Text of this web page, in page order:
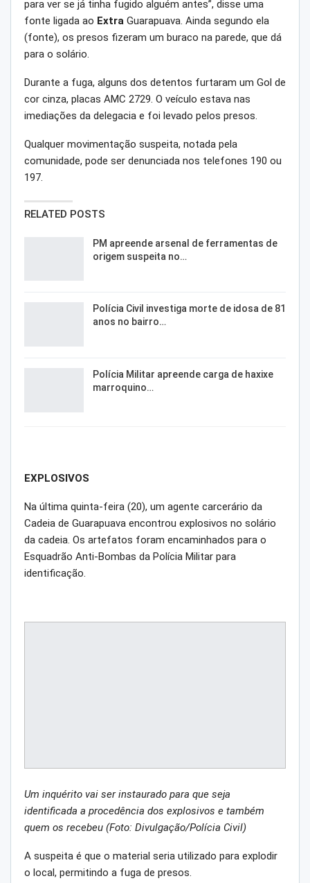
para ver se já tinha fugido alguém antes”, disse uma
fonte ligada ao Extra Guarapuava. Ainda segundo ela
(fonte), os presos fizeram um buraco na parede, que dá
para o solário.
Durante a fuga, alguns dos detentos furtaram um Gol de
cor cinza, placas AMC 2729. O veículo estava nas
imediações da delegacia e foi levado pelos presos.
Qualquer movimentação suspeita, notada pela
comunidade, pode ser denunciada nos telefones 190 ou
197.
RELATED POSTS
PM apreende arsenal de ferramentas de
origem suspeita no…
Polícia Civil investiga morte de idosa de 81
anos no bairro…
Polícia Militar apreende carga de haxixe
marroquino…
EXPLOSIVOS
Na última quinta-feira (20), um agente carcerário da
Cadeia de Guarapuava encontrou explosivos no solário
da cadeia. Os artefatos foram encaminhados para o
Esquadrão Anti-Bombas da Polícia Militar para
identificação.
Um inquérito vai ser instaurado para que seja
identificada a procedência dos explosivos e também
quem os recebeu (Foto: Divulgação/Polícia Civil)
A suspeita é que o material seria utilizado para explodir
o local, permitindo a fuga de presos.